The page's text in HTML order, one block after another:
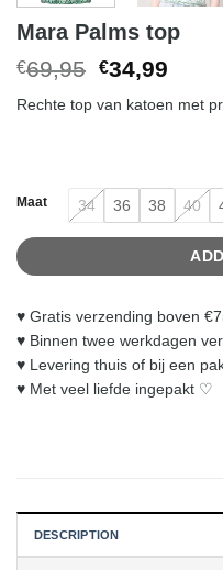
Mara Palms top
€69,95 Original
was:
€34,99
is:
Rechte top van katoen met
Maat 34 36 38 40
♥︎ Gratis verzending boven
♥︎ Binnen twee werkdagen
♥︎ Levering thuis of bij een
♥︎ Met veel liefde ingepakt ♡
DESCRIPTION